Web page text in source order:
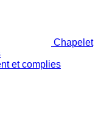
Chapelet
et complies